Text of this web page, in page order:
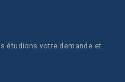
étudions votre demande et